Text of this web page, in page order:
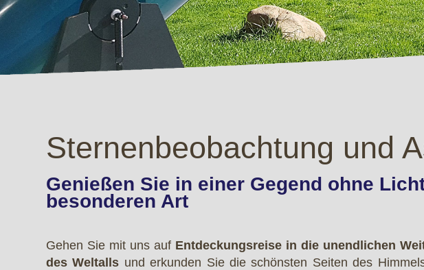
Sternenbeobachtung und
Genießen Sie in einer Gegend ohne
besonderen Art
Gehen Sie mit uns auf Entdeckungsreise in die unendlichen
des Weltalls und erkunden Sie die schönsten Seiten des